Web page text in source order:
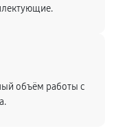
объём работы с